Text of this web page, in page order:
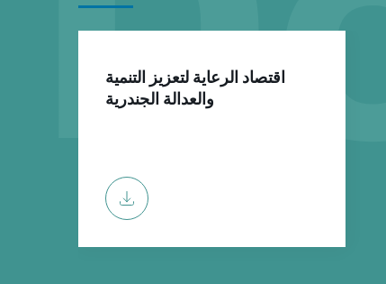
اقتصاد الرعاية لتعزيز التنمية
والعدالة الجندرية